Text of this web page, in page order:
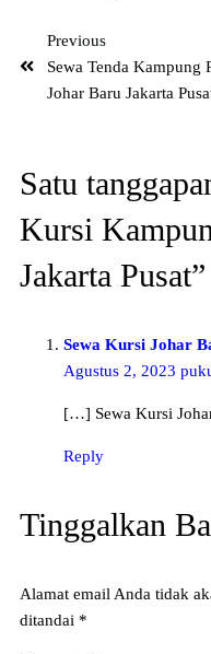
Previous
Sewa Tenda Kampung
Johar Baru Jakarta
Satu
Kursi
Jakarta Pusat”
Sewa Kursi Johar
Agustus 2, 2023
[…] Sewa Kursi
Reply
Tinggalkan
Alamat email Anda tidak
ditandai *